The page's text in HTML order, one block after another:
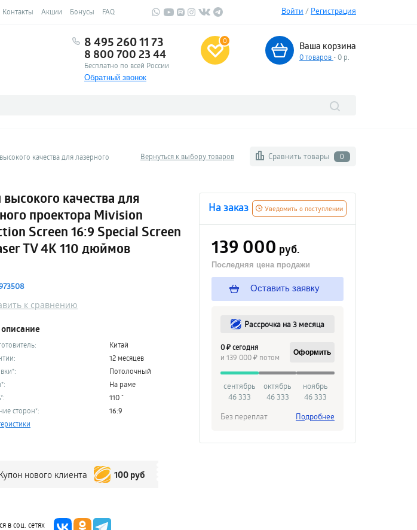
Контакты Акции Бонусы FAQ Войти / Регистрация
8 495 260 11 73
8 800 700 23 44
Бесплатно по всей России
Обратный звонок
0 Ваша корзина
0товаров - 0 р.
Вернуться к выбору товаров Сравнить товары 0
качества для лазерного
качества для
проектора Mivision
Screen 16:9 Special Screen
TV 4K 110 дюймов
к сравнению
Китай
12 месяцев
Потолочный
На раме
110 "
сторон*:
16:9
нового клиента 100 руб
в соц. сетях
Уведомить о поступлении
На заказ
139 000 руб.
Последняя цена продажи
Оставить заявку
Рассрочка на 3 месяца
0 ₽ сегодня
и 139 000 ₽ потом
Оформить
сентябрь
46 333
октябрь
46 333
ноябрь
46 333
Без переплат
Подробнее